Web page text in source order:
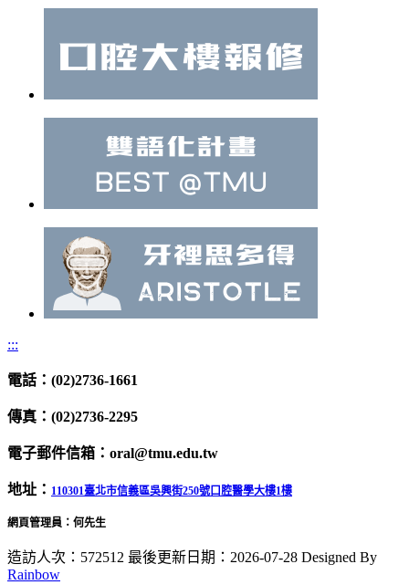
:::
電話：(02)2736-1661
傳真：(02)2736-2295
電子郵件信箱：oral@tmu.edu.tw
地址： 110301臺北市信義區吳興街250號口腔醫學大樓1樓
網頁管理員：何先生
造訪人次：572512 最後更新日期：2026-07-28 Designed By
Rainbow